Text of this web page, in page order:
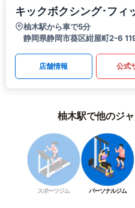
キックボクシング･フィ
柚木駅から車で5分
静岡県静岡市葵区紺屋町2-6
店舗情報 公式
柚木駅で他のジ
スポーツジム パーソナルジム